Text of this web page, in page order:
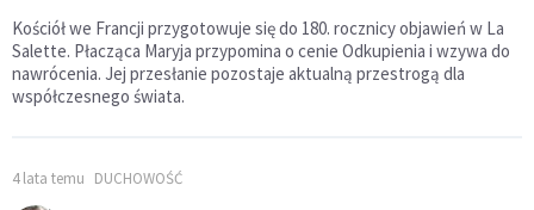
Kościół we Francji przygotowuje się do 180. rocznicy objawień w La
Salette. Płacząca Maryja przypomina o cenie Odkupienia i wzywa do
nawrócenia. Jej przesłanie pozostaje aktualną przestrogą dla
współczesnego świata.
4 lata temu DUCHOWOŚĆ